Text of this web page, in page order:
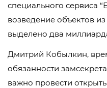
специального сервиса
возведение объектов
выделено два
Дмитрий Кобылкин,
обязанности
важно провести